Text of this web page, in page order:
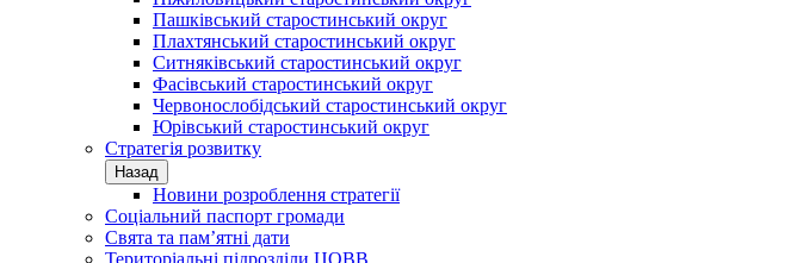
Пашківський старостинський округ
Плахтянський старостинський округ
Ситняківський старостинський округ
Фасівський старостинський округ
Червонослобідський старостинський округ
Юрівський старостинський округ
Стратегія розвитку
Назад
Новини розроблення стратегії
Соціальний паспорт громади
Свята та пам’ятні дати
Територіальні підрозділи ЦОВВ